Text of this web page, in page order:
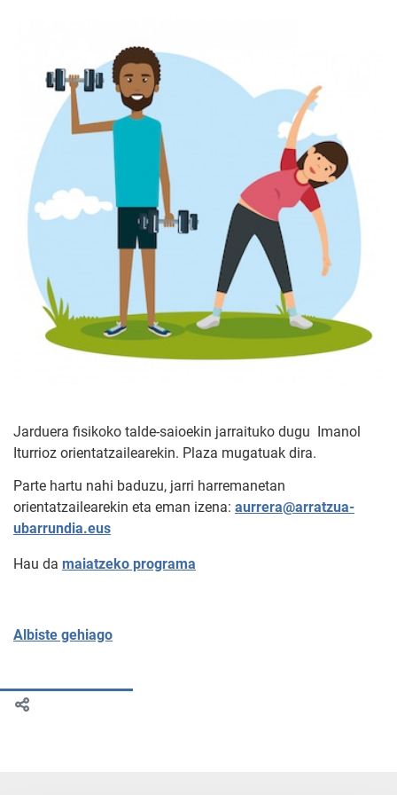
Jarduera fisikoko talde-saioekin jarraituko dugu Imanol
Iturrioz orientatzailearekin. Plaza mugatuak dira.
Parte hartu nahi baduzu, jarri harremanetan
orientatzailearekin eta eman izena: aurrera@arratzua-
ubarrundia.eus
Hau da maiatzeko programa
Albiste gehiago